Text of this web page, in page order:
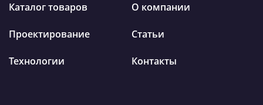
Каталог товаров
Проектирование
Технологии
О компании
Статьи
Контакты